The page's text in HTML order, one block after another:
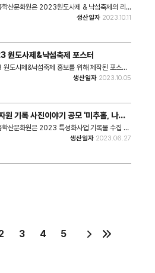
학산문화원은 2023원도사제 & 낙섬축제의 리
제작하였다. 리플렛에는 행사 소개와 배치도 등
구 용정공원로) 낙섬축제(연계) - 일시 :
- 장소 : 용정공원로 행사장 본무대 •
7쪽 • 크기 : 9.99MB
생산일자 2023.10.11
원도사제&낙섬축제 포스터
도사제&낙섬축제 홍보를 위해 제작된 포스터
원도사제 - 일시 : 2023년 10월 14일 토요일
: 용정공원로 행사장 본무대 • 쪽수 : 1쪽 • 크기 :
생산일자 2023.10.05
원 기록 사진이야기 공모 '미추홀, 나의
플렛
학산문화원은 2023 특성화사업 기록물 수집 공
일환으로 미추홀 일대의 추억이 담긴 집의 사진
억이 담긴 '집' 사진과 이야기 - 발표:
생산일자 2023.06.27
3 4 5